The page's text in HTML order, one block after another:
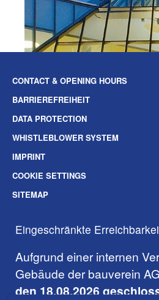
Eingeschränkte
Aufgrund einer internen
Gebäude der bauverein AG
den 18.08.2026
CONTACT & OPENING HOURS
BARRIEREFREIHEIT
DATA PROTECTION
WHISTLEBLOWER SYSTEM
IMPRINT
COOKIE SETTINGS
SITEMAP
© 2026 BAUVEREIN AG DARMSTADT